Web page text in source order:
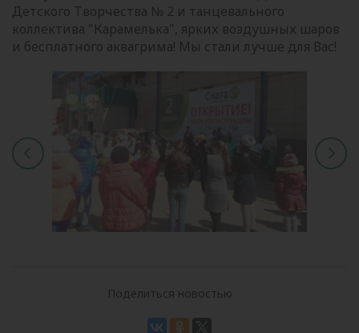
Детского Творчества № 2 и танцевального
коллектива "Карамелька", ярких воздушных шаров
и бесплатного аквагрима! Мы стали лучше для Вас!
Поделиться новостью